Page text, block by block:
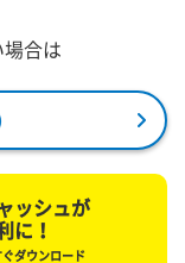
場合は
ッシュが
に！
ぐダウンロード